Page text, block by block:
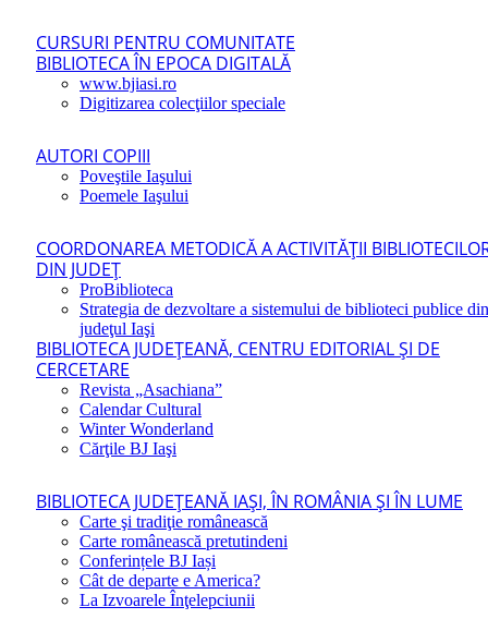
CURSURI PENTRU COMUNITATE
BIBLIOTECA ÎN EPOCA DIGITALĂ
www.bjiasi.ro
Digitizarea colecţiilor speciale
AUTORI COPIII
Poveştile Iaşului
Poemele Iaşului
COORDONAREA METODICĂ A ACTIVITĂŢII
DIN JUDEŢ
ProBiblioteca
Strategia de dezvoltare a sistemului de biblioteci publice din
judeţul Iaşi
BIBLIOTECA JUDEŢEANĂ, CENTRU EDITORIAL ŞI DE
CERCETARE
Revista „Asachiana”
Calendar Cultural
Winter Wonderland
Cărţile BJ Iaşi
BIBLIOTECA JUDEŢEANĂ IAŞI, ÎN ROMÂNIA ŞI ÎN LUME
Carte şi tradiţie românească
Carte românească pretutindeni
Conferințele BJ Iași
Cât de departe e America?
La Izvoarele Înţelepciunii